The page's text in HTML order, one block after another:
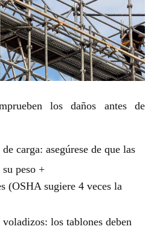
los daños antes de
carga: asegúrese de que las
su peso +
(OSHA sugiere 4 veces la
los tablones deben